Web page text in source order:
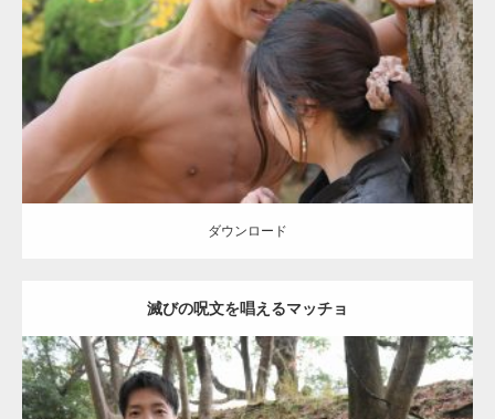
Category:公園のマッチョ その他 AKIHITO(細マッチョ) 大胸筋 肩 腹
筋
ダウンロード
滅びの呪文を唱えるマッチョ
【YouTube】マッチョフリー素材メンバーが
ギネス世界記録…
【TV】TBS番組「ひるおび」にてマッスルプ
ラスが紹介されま…